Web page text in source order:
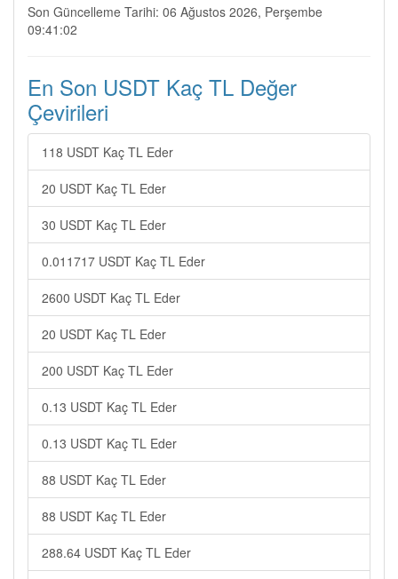
Son Güncelleme Tarihi: 06 Ağustos 2026, Perşembe
09:41:02
En Son USDT Kaç TL Değer
Çevirileri
118 USDT Kaç TL Eder
20 USDT Kaç TL Eder
30 USDT Kaç TL Eder
0.011717 USDT Kaç TL Eder
2600 USDT Kaç TL Eder
20 USDT Kaç TL Eder
200 USDT Kaç TL Eder
0.13 USDT Kaç TL Eder
0.13 USDT Kaç TL Eder
88 USDT Kaç TL Eder
88 USDT Kaç TL Eder
288.64 USDT Kaç TL Eder